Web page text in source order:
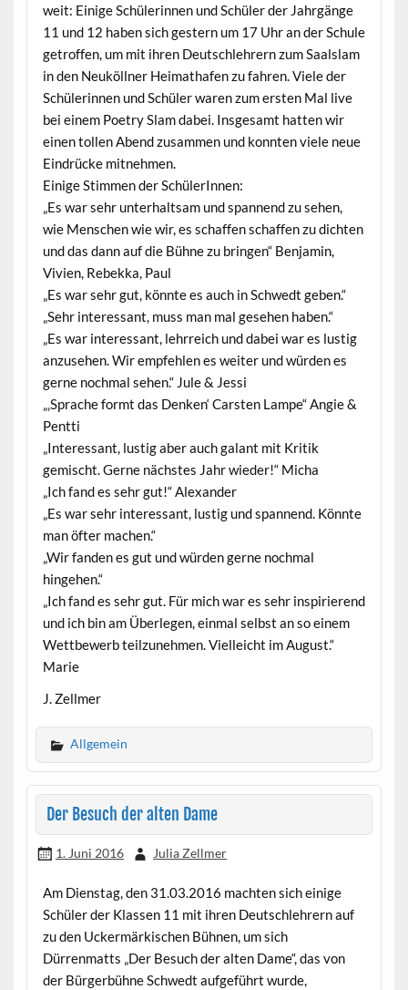
weit: Einige Schülerinnen und Schüler der Jahrgänge
11 und 12 haben sich gestern um 17 Uhr an der Schule
getroffen, um mit ihren Deutschlehrern zum Saalslam
in den Neuköllner Heimathafen zu fahren. Viele der
Schülerinnen und Schüler waren zum ersten Mal live
bei einem Poetry Slam dabei. Insgesamt hatten wir
einen tollen Abend zusammen und konnten viele neue
Eindrücke mitnehmen.
Einige Stimmen der SchülerInnen:
„Es war sehr unterhaltsam und spannend zu sehen,
wie Menschen wie wir, es schaffen schaffen zu dichten
und das dann auf die Bühne zu bringen“ Benjamin,
Vivien, Rebekka, Paul
„Es war sehr gut, könnte es auch in Schwedt geben.“
„Sehr interessant, muss man mal gesehen haben.“
„Es war interessant, lehrreich und dabei war es lustig
anzusehen. Wir empfehlen es weiter und würden es
gerne nochmal sehen.“ Jule & Jessi
„‚Sprache formt das Denken‘ Carsten Lampe“ Angie &
Pentti
„Interessant, lustig aber auch galant mit Kritik
gemischt. Gerne nächstes Jahr wieder!“ Micha
„Ich fand es sehr gut!“ Alexander
„Es war sehr interessant, lustig und spannend. Könnte
man öfter machen.“
„Wir fanden es gut und würden gerne nochmal
hingehen.“
„Ich fand es sehr gut. Für mich war es sehr inspirierend
und ich bin am Überlegen, einmal selbst an so einem
Wettbewerb teilzunehmen. Vielleicht im August.“
Marie
J. Zellmer
Allgemein
Der Besuch der alten Dame
1. Juni 2016 Julia Zellmer
Am Dienstag, den 31.03.2016 machten sich einige
Schüler der Klassen 11 mit ihren Deutschlehrern auf
zu den Uckermärkischen Bühnen, um sich
Dürrenmatts „Der Besuch der alten Dame“, das von
der Bürgerbühne Schwedt aufgeführt wurde,